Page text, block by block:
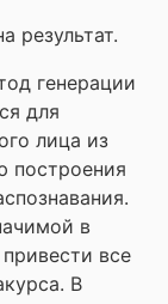
результат.
генерации
для
лица из
построения
в
все
В